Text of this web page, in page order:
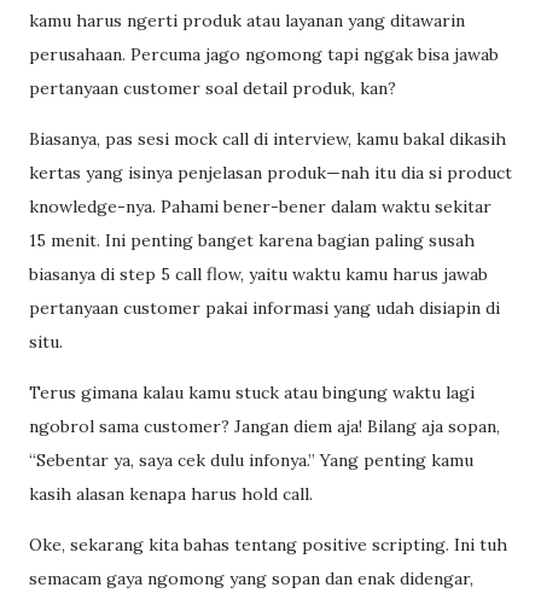
kamu harus ngerti produk atau layanan yang ditawarin
perusahaan. Percuma jago ngomong tapi nggak bisa jawab
pertanyaan customer soal detail produk, kan?
Biasanya, pas sesi mock call di interview, kamu bakal dikasih
kertas yang isinya penjelasan produk—nah itu dia si product
knowledge-nya. Pahami bener-bener dalam waktu sekitar
15 menit. Ini penting banget karena bagian paling susah
biasanya di step 5 call flow, yaitu waktu kamu harus jawab
pertanyaan customer pakai informasi yang udah disiapin di
situ.
Terus gimana kalau kamu stuck atau bingung waktu lagi
ngobrol sama customer? Jangan diem aja! Bilang aja sopan,
“Sebentar ya, saya cek dulu infonya.” Yang penting kamu
kasih alasan kenapa harus hold call.
Oke, sekarang kita bahas tentang positive scripting. Ini tuh
semacam gaya ngomong yang sopan dan enak didengar,